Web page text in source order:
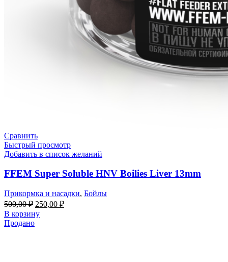
Сравнить
Быстрый просмотр
Добавить в список желаний
FFEM Super Soluble HNV Boilies Liver 13mm
Прикормка и насадки, Бойлы
500,00₽ 250,00 ₽
В корзину
Продано